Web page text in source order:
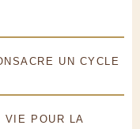
UN CYCLE
POUR LA